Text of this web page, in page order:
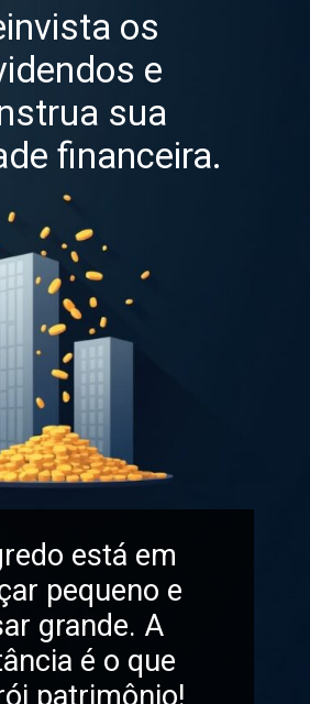
está em
pequeno e
grande. A
é o que
patrimônio!
os
e
sua
financeira.